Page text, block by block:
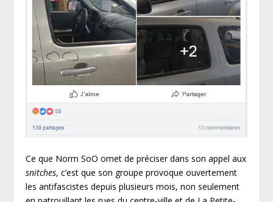
Ce que Norm SoO omet de préciser dans son appel aux
snitches, c’est que son groupe provoque ouvertement
les antifascistes depuis plusieurs mois, non seulement